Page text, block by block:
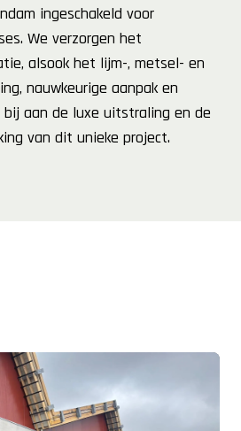
ingeschakeld voor
We verzorgen het
alsook het lijm-, metsel- en
nauwkeurige aanpak en
bij aan de luxe uitstraling en de
van dit unieke project.